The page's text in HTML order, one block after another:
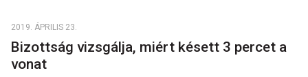
2019. ÁPRILIS 23.
Bizottság vizsgálja, miért késett 3 percet a
vonat